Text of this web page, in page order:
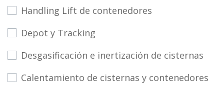
Handling Lift de contenedores
Depot y Tracking
Desgasificación e inertización de cisternas
Calentamiento de cisternas y contenedores